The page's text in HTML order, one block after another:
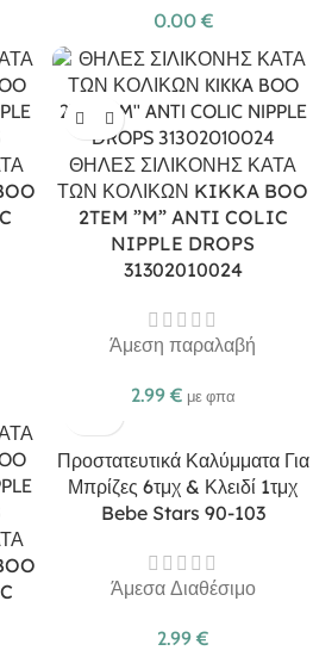
0.00 €
ΘΗΛΕΣ ΣΙΛΙΚΟΝΗΣ ΚΑΤΑ
ΤΩΝ ΚΟΛΙΚΩΝ KIKKA BOO
2TEM ”M” ANTI COLIC
NIPPLE DROPS
31302010024
Άμεση παραλαβή
2.99 € με φπα
Προστατευτικά Καλύμματα Για
Μπρίζες 6τμχ & Κλειδί 1τμχ
Bebe Stars 90-103
Άμεσα Διαθέσιμο
2.99 €